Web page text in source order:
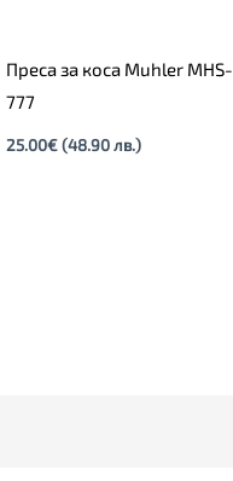
Преса за коса Muhler MHS-
777
25.00€ (48.90 лв.)